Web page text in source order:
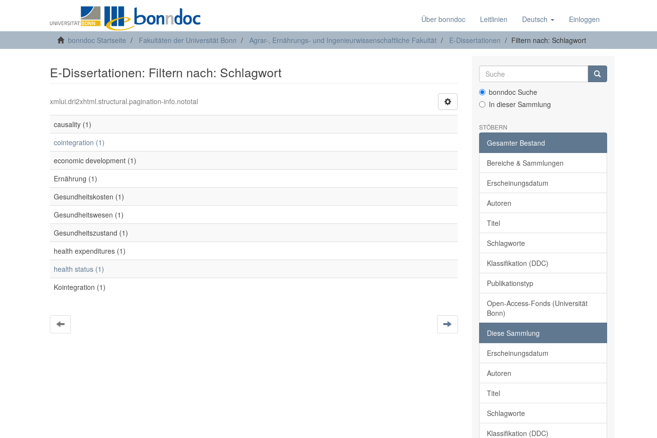
Über bonndoc Leitlinien Deutsch Einloggen
bonndoc Startseite Fakultäten der Universität Bonn Agrar-, Ernährungs- und Ingenieurwissenschaftliche Fakultät E-Dissertationen Filtern nach: Schlagwort
E-Dissertationen: Filtern nach: Schlagwort
xmlui.dri2xhtml.structural.pagination-info.nototal
causality (1)
cointegration (1)
economic development (1)
Ernährung (1)
Gesundheitskosten (1)
Gesundheitswesen (1)
Gesundheitszustand (1)
health expenditures (1)
health status (1)
Kointegration (1)
bonndoc Suche
In dieser Sammlung
STÖBERN
Gesamter Bestand
Bereiche & Sammlungen
Erscheinungsdatum
Autoren
Titel
Schlagworte
Klassifikation (DDC)
Publikationstyp
Open-Access-Fonds (Universität
Bonn)
Diese Sammlung
Erscheinungsdatum
Autoren
Titel
Schlagworte
Klassifikation (DDC)